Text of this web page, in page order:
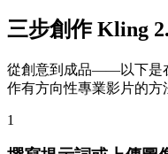
三步創作 Kling
從創意到成品——以下是在
作有方向性專業影片的方
1